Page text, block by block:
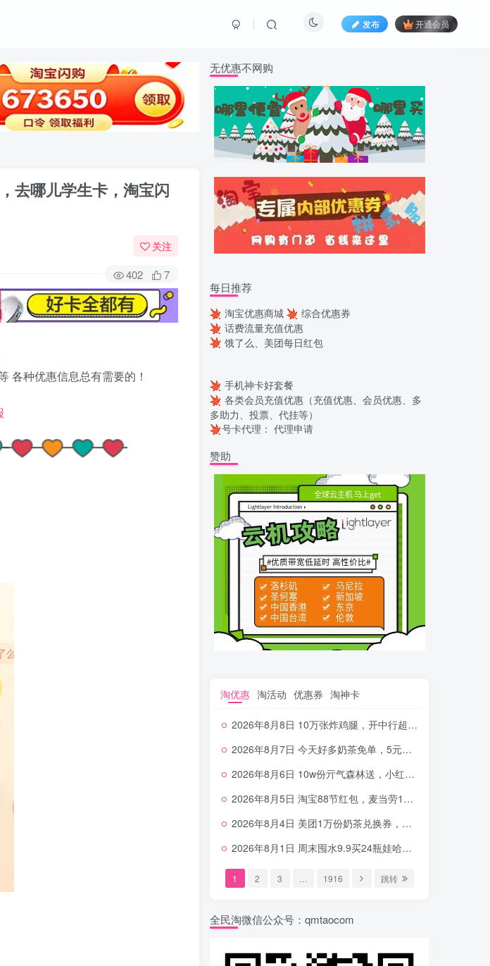
发布 开通会员
去哪儿学生卡，淘宝闪
关注
402 7
各种优惠信息总有需要的！
无优惠不网购
每日推荐
淘宝优惠商城
综合优惠券
话费流量充值优惠
饿了么、美团每日红包
手机神卡好套餐
各类会员充值优惠（充值优惠、会员优惠、多
多助力、投票、代挂等）
号卡代理： 代理申请
赞助
淘优惠 淘活动 优惠券 淘神卡
2026年8月8日 10万张炸鸡腿，开中行超给利，美团奶茶0.01，加油券，千问1.8~18.8体验金等
2026年8月7日 今天好多奶茶免单，5元农行省钱卡，京东抢0.01沪上，邮储5.88元等
2026年8月6日 10w份亓气森林送，小红书12元无门槛，中行电费30-10，0元柠檬水+0撸汉堡等
2026年8月5日 淘宝88节红包，麦当劳150万份柠檬水，三万份瑞幸免单，霸王9万份0.01券等
2026年8月4日 美团1万份奶茶兑换券，农行5E卡，中行支付超给利，美团领18个冰激凌，小米每天领2-6元等等
2026年8月1日 周末囤水9.9买24瓶娃哈哈，建行100元京东券，移动5元话费，麦当劳甜筒，交行立减金等
1 2 3 1916 跳转
全民淘微信公众号：qmtaocom